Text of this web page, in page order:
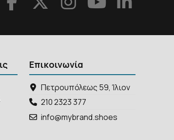
Επικοινωνία
Πετρουπόλεως 59, Ίλιον
210 2323 377
info@mybrand.shoes